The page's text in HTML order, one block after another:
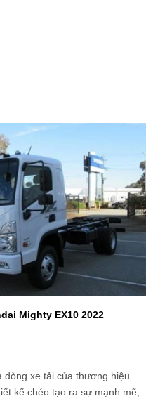
Mighty EX10 2022
dòng xe tải của thương hiệu
kế chéo tạo ra sự mạnh mẽ,